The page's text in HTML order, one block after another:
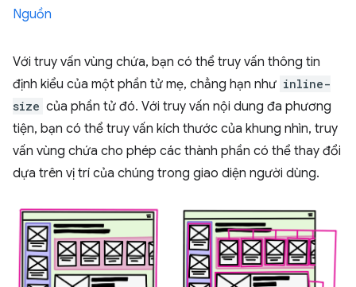
Nguồn
Với truy vấn vùng chứa, bạn có thể truy vấn thông tin
định kiểu của một phần tử mẹ, chẳng hạn như inline-
size của phần tử đó. Với truy vấn nội dung đa phương
tiện, bạn có thể truy vấn kích thước của khung nhìn, truy
vấn vùng chứa cho phép các thành phần có thể thay đổi
dựa trên vị trí của chúng trong giao diện người dùng.